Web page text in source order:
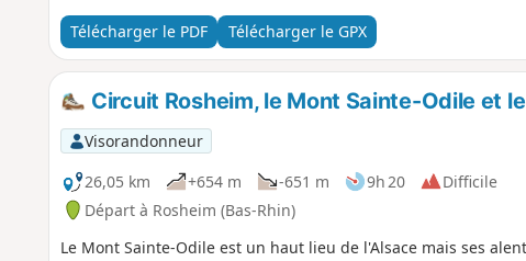
Télécharger le PDF Télécharger le GPX
Circuit Rosheim, le Mont Sainte-Odile et
Visorandonneur
26,05 km
+654 m -651 m 9h 20
Difficile
Départ à Rosheim (Bas-Rhin)
Le Mont Sainte-Odile est un haut lieu de l'Alsace mais ses